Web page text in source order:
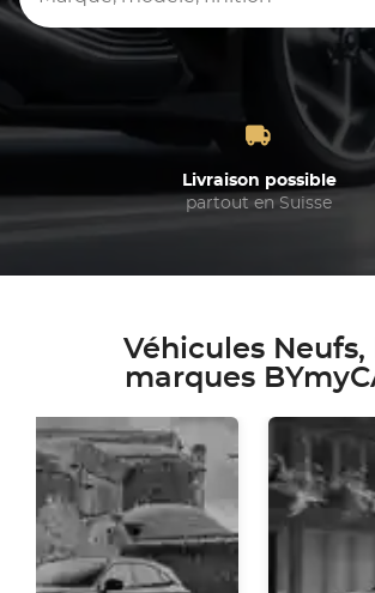
Livraison possible
partout en Suisse
Véhicules Neufs,
marques